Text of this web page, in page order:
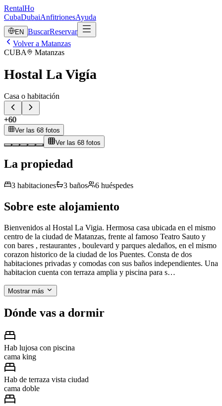
RentalHo
CubaDubaiAnfitrionesAyuda
EN BuscarReservar
Volver a Matanzas
CUBA
Matanzas
Hostal La Vigía
Casa o habitación
+60
Ver las 68 fotos
Ver las 68 fotos
La propiedad
3 habitaciones 3 baños 6 huéspedes
Sobre este alojamiento
Bienvenidos al Hostal La Vigia. Hermosa casa ubicada en el mismo
centro de la ciudad de Matanzas, frente al famoso Teatro Sauto y
con bares , restaurantes , boulevard y parques aledaños, en el mismo
corazon historico de la ciudad de los Puentes. Consta de dos
habitaciones privadas y comodas con sus baños independientes. Una
habitacion cuenta con terraza amplia y piscina para s…
Mostrar más
Dónde vas a dormir
Hab lujosa con piscina
cama king
Hab de terraza vista ciudad
cama doble